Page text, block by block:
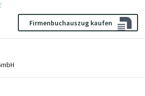
Firmenbuchauszug kaufen